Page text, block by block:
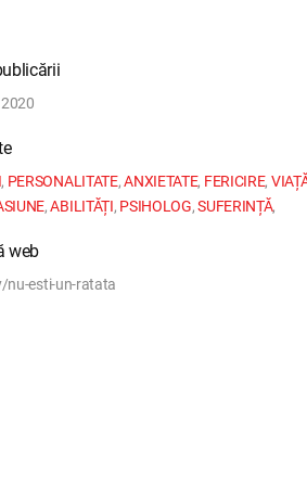
, PERSONALITATE,ANXIETATE, FERICIRE,
,ABILITĂȚI, PSIHOLOG,SUFERINȚĂ,
web
nu-esti-un-ratata